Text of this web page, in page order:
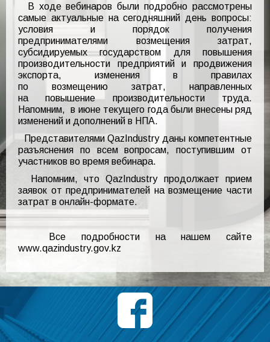
В ходе вебинаров были подробно рассмотрены
самые актуальные на сегодняшний день вопросы:
условия и порядок получения
предпринимателями возмещения затрат,
субсидируемых государством для повышения
производительности предприятий и продвижения
экспорта, изменения в правилах
по возмещению затрат, направленных
на повышение производительности труда.
Напомним, в июне текущего года были внесены ряд
изменений и дополнений в НПА.
Представителями QazIndustry даны компетентные
разъяснения по всем вопросам, поступившим от
участников во время вебинара.
Напомним, что QazIndustry продолжает прием
заявок от предпринимателей на возмещение части
затрат в онлайн-формате.
Все подробности на нашем сайте
www.qazindustry.gov.kz